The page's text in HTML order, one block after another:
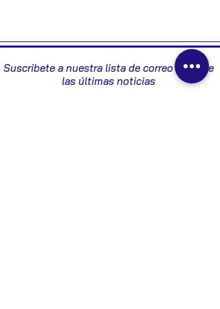
Suscribete a nuestra lista de correo y recibe
las últimas noticias